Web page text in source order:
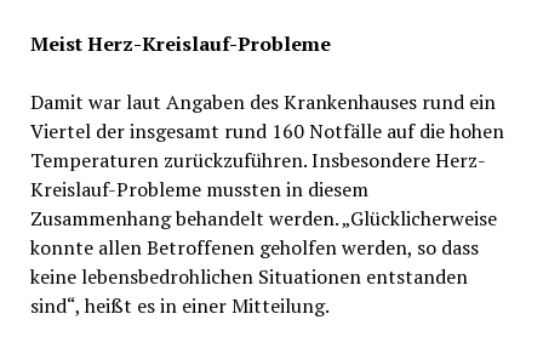
Meist Herz-Kreislauf-Probleme
Damit war laut Angaben des Krankenhauses rund ein
Viertel der insgesamt rund 160 Notfälle auf die hohen
Temperaturen zurückzuführen. Insbesondere Herz-
Kreislauf-Probleme mussten in diesem
Zusammenhang behandelt werden. „Glücklicherweise
konnte allen Betroffenen geholfen werden, so dass
keine lebensbedrohlichen Situationen entstanden
sind“, heißt es in einer Mitteilung.